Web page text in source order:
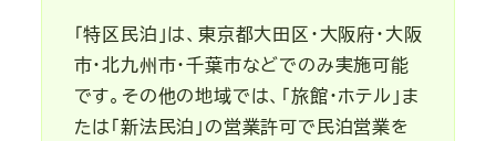
「特区民泊」は、東京都大田区・大阪府・大阪
市・北九州市・千葉市などでのみ実施可能
です。その他の地域では、「旅館・ホテル」ま
たは「新法民泊」の営業許可で民泊営業を